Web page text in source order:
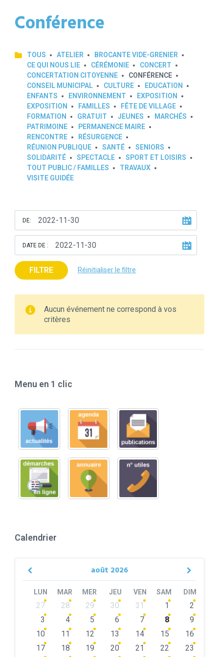
Conférence
TOUS ATELIER
BROCANTE VIDE-GRENIER
CE QUI NOUS LIE
CÉRÉMONIE
CONCERT
CONCERTATION CITOYENNE
CONFÉRENCE
CONSEIL MUNICIPAL
CULTURE
EDUCATION
ENFANTS
ENVIRONNEMENT
EXPOSITION
EXPOSITION
FAMILLES
FÊTE DE VILLAGE
FORMATION
GRATUIT JEUNES
MARCHÉS
PATRIMOINE
PERMANENCE MAIRE
RENCONTRE
RÉSURGENCE
RÉUNION PUBLIQUE
SANTÉ
SENIORS
SOLIDARITÉ
SPECTACLE
SPORT ET LOISIRS
TOUT PUBLIC / FAMILLES
TRAVAUX
VISITE GUIDÉE
DE:
DATE DE :
FILTRE Réinitialiser le filtre
Aucun événement ne correspond à vos
critères
Menu en 1 clic
Calendrier
août 2026
Previous
LUN MAR MER JEU VEN SAM DIM
Skip
calendar
27 28 29 30 31 1
2
3
4 5 6 7 8
9
10
11 12 13 14 15
16
17
18 19 20 21 22
23